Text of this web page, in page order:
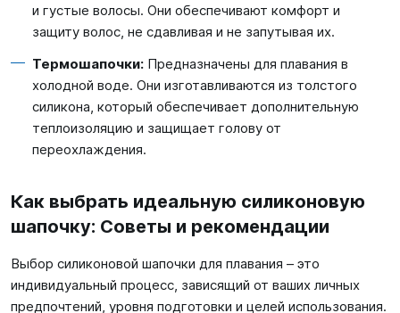
и густые волосы. Они обеспечивают комфорт и
защиту волос, не сдавливая и не запутывая их.
Термошапочки: Предназначены для плавания в
холодной воде. Они изготавливаются из толстого
силикона, который обеспечивает дополнительную
теплоизоляцию и защищает голову от
переохлаждения.
Как выбрать идеальную силиконовую
шапочку: Советы и рекомендации
Выбор силиконовой шапочки для плавания – это
индивидуальный процесс, зависящий от ваших личных
предпочтений, уровня подготовки и целей использования.